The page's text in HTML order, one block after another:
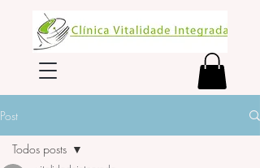
Post
Todos posts